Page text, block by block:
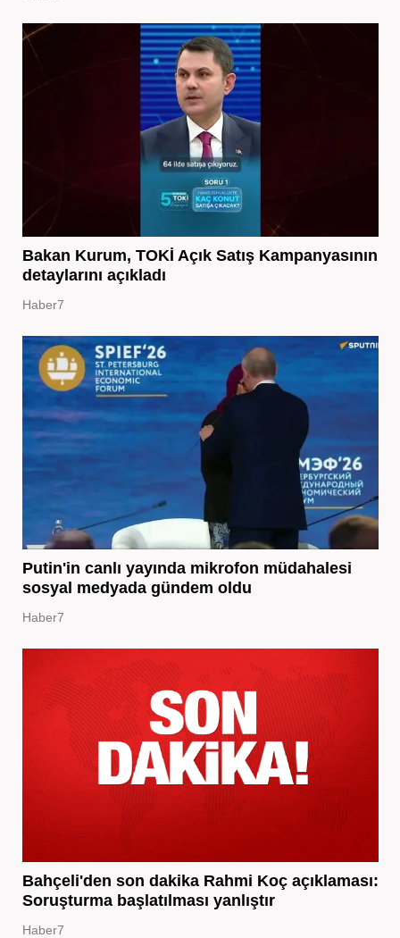
Bakan Kurum, TOKİ Açık Satış Kampanyasının
detaylarını açıkladı
Haber7
Putin'in canlı yayında mikrofon müdahalesi
sosyal medyada gündem oldu
Haber7
Bahçeli'den son dakika Rahmi Koç açıklaması:
Soruşturma başlatılması yanlıştır
Haber7